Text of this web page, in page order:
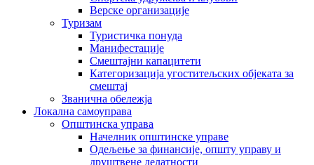
Верске организације
Туризам
Туристичка понуда
Манифестације
Смештајни капацитети
Категоризација угоститељских објеката за
смештај
Званична обележја
Локална самоуправа
Општинска управа
Начелник општинске управе
Одељење за финансије, општу управу и
друштвене делатности